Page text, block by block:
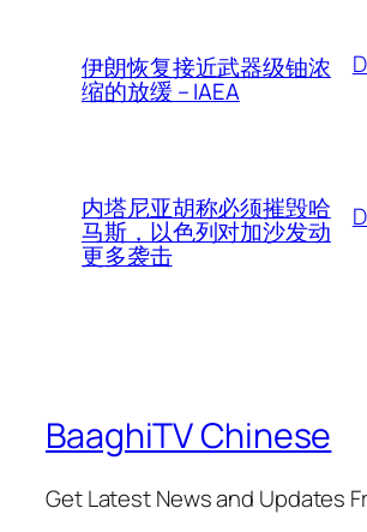
伊朗恢复接近武器级铀浓
缩的放缓 – IAEA
内塔尼亚胡称必须摧毁哈
马斯，以色列对加沙发动
更多袭击
BaaghiTV Chinese
Get Latest News and Updates